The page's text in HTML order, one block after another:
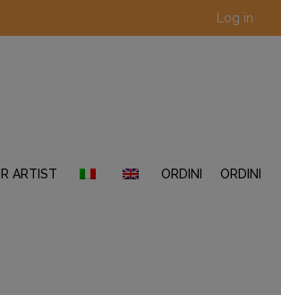
Log in
ARTIST ORDINI ORDINI